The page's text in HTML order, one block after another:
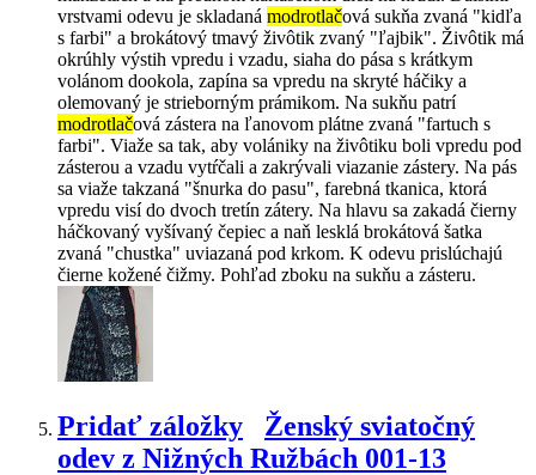
vrstvami odevu je skladaná modrotlačová sukňa zvaná "kidľa
s farbi" a brokátový tmavý živôtik zvaný "ľajbik". Živôtik má
okrúhly výstih vpredu i vzadu, siaha do pása s krátkym
volánom dookola, zapína sa vpredu na skryté háčiky a
olemovaný je strieborným prámikom. Na sukňu patrí
modrotlačová zástera na ľanovom plátne zvaná "fartuch s
farbi". Viaže sa tak, aby volániky na živôtiku boli vpredu pod
zásterou a vzadu vytŕčali a zakrývali viazanie zástery. Na pás
sa viaže takzaná "šnurka do pasu", farebná tkanica, ktorá
vpredu visí do dvoch tretín zátery. Na hlavu sa zakadá čierny
háčkovaný vyšívaný čepiec a naň lesklá brokátová šatka
zvaná "chustka" uviazaná pod krkom. K odevu prislúchajú
čierne kožené čižmy. Pohľad zboku na sukňu a zásteru.
Pridať záložky
Ženský sviatočný
odev z Nižných Ružbách 001-13